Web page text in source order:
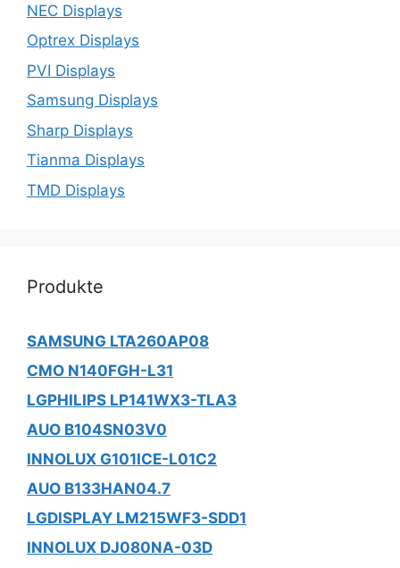
NEC Displays
Optrex Displays
PVI Displays
Samsung Displays
Sharp Displays
Tianma Displays
TMD Displays
Produkte
SAMSUNG LTA260AP08
CMO N140FGH-L31
LGPHILIPS LP141WX3-TLA3
AUO B104SN03V0
INNOLUX G101ICE-L01C2
AUO B133HAN04.7
LGDISPLAY LM215WF3-SDD1
INNOLUX DJ080NA-03D